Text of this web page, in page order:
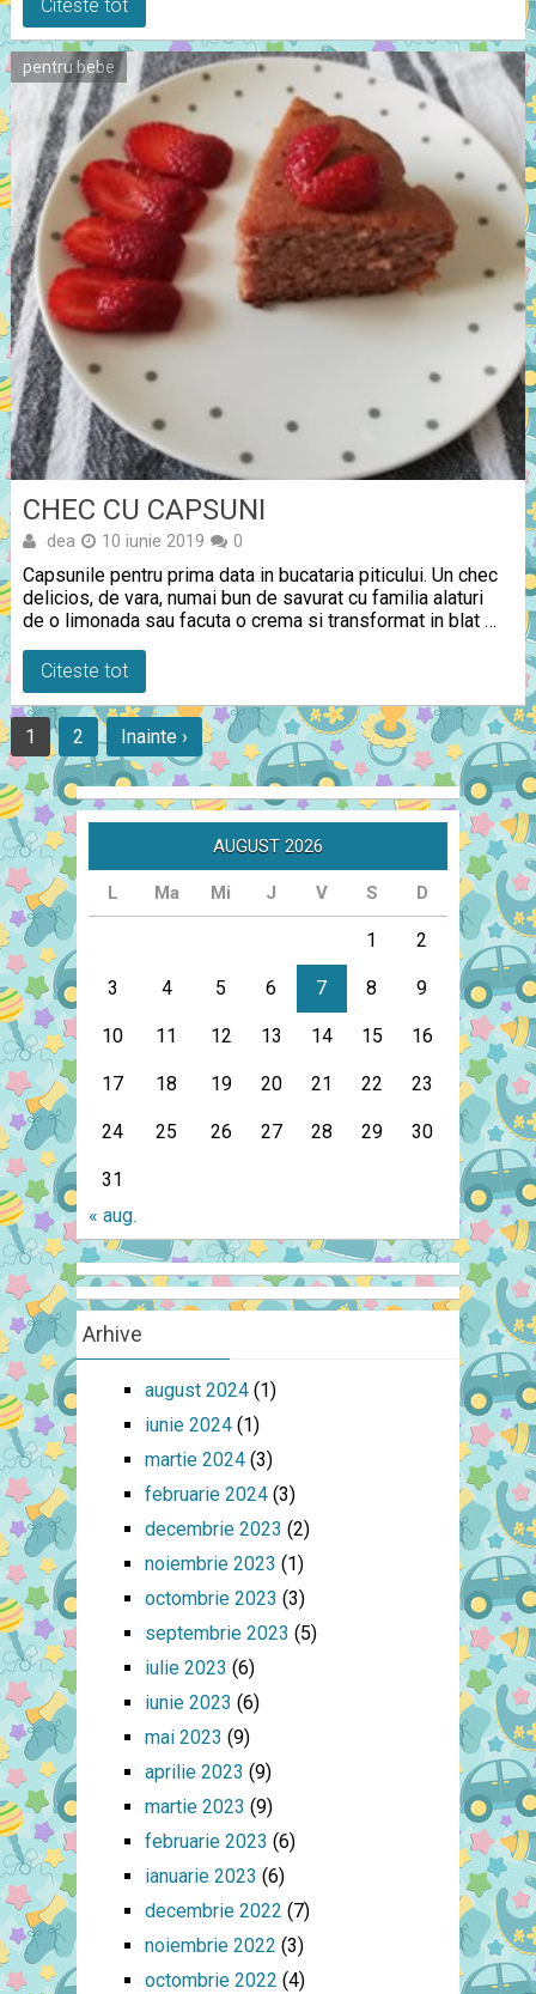
Citeste tot
pentru bebe
CHEC CU CAPSUNI
dea 10 iunie 2019 0
Capsunile pentru prima data in bucataria piticului. Un chec
delicios, de vara, numai bun de savurat cu familia alaturi
de o limonada sau facuta o crema si transformat in blat …
Citeste tot
1 2 Inainte ›
AUGUST 2026
L Ma Mi J V S D
1 2
3 4 5 6 7 8 9
10 11 12 13 14 15 16
17 18 19 20 21 22 23
24 25 26 27 28 29 30
31
« aug.
Arhive
august 2024(1)
iunie 2024(1)
martie 2024(3)
februarie 2024(3)
decembrie 2023 (2)
noiembrie 2023 (1)
octombrie 2023 (3)
septembrie 2023 (5)
iulie 2023 (6)
iunie 2023 (6)
mai 2023 (9)
aprilie 2023 (9)
martie 2023 (9)
februarie 2023 (6)
ianuarie 2023 (6)
decembrie 2022 (7)
noiembrie 2022 (3)
octombrie 2022 (4)